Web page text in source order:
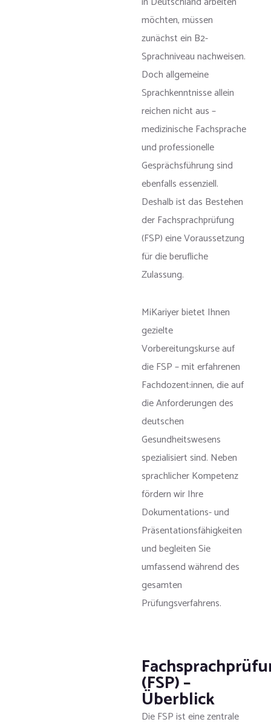
möchten, müssen
zunächst ein B2-
Sprachniveau nachweisen.
Doch allgemeine
Sprachkenntnisse allein
reichen nicht aus –
medizinische Fachsprache
und professionelle
Gesprächsführung sind
ebenfalls essenziell.
Deshalb ist das Bestehen
der Fachsprachprüfung
(FSP) eine Voraussetzung
für die berufliche
Zulassung.
MiKariyer bietet Ihnen
gezielte
Vorbereitungskurse auf
die FSP – mit erfahrenen
Fachdozent:innen, die auf
die Anforderungen des
deutschen
Gesundheitswesens
spezialisiert sind. Neben
sprachlicher Kompetenz
fördern wir Ihre
Dokumentations- und
Präsentationsfähigkeiten
und begleiten Sie
umfassend während des
gesamten
Prüfungsverfahrens.
(FSP) –
Überblick
Die FSP ist eine zentrale